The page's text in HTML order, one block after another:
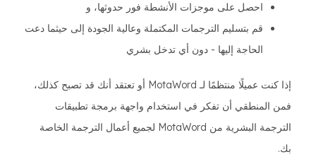
احصل على موجزات الأنشطة فور حدوثها، و
قم بتسليم الترجمات المكتملة وعالية الجودة إلى حيثما دعت
الحاجة إليها - دون أي تدخل بشري
إذا كنت عميلًا منتظمًا لـ MotaWord أو تعتقد أنك قد تصبح كذلك،
فمن المنطقي أن تفكر في استخدام واجهة برمجة تطبيقات
الترجمة البشرية من MotaWord لجميع أعمال الترجمة الخاصة
بك.